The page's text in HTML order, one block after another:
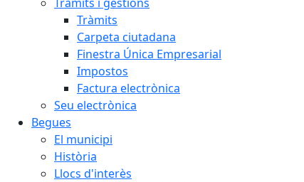
Tràmits
Carpeta ciutadana
Finestra Única Empresarial
Impostos
Factura electrònica
Seu electrònica
Begues
El municipi
Història
Llocs d'interès